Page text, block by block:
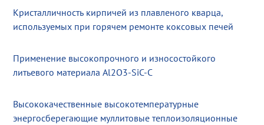
Кристалличность кирпичей из плавленого кварца,
используемых при горячем ремонте коксовых печей
Применение высокопрочного и износостойкого
литьевого материала Al2O3-SiC-C
Высококачественные высокотемпературные
энергосберегающие муллитовые теплоизоляционные